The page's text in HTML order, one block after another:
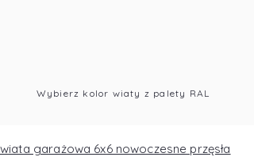
Wybierz kolor wiaty z palety RAL
wiata garażowa 6x6 nowoczesne przęsła